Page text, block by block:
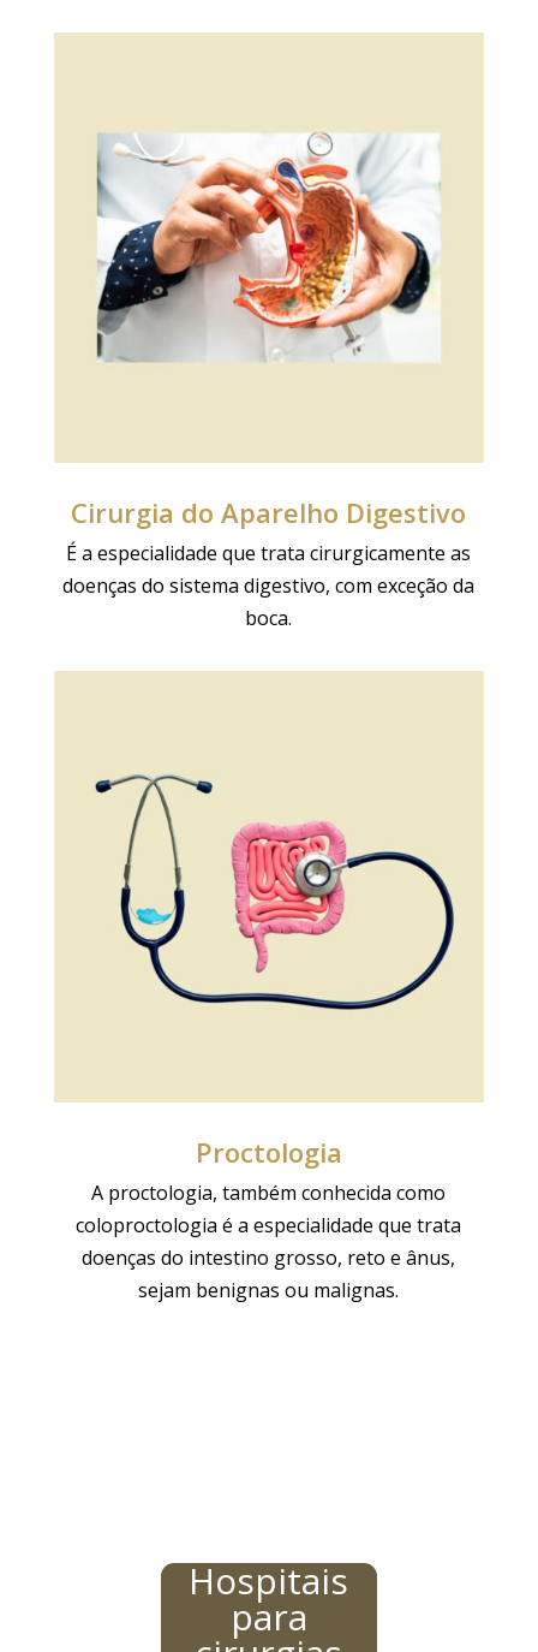
Cirurgia do Aparelho Digestivo
É a especialidade que trata cirurgicamente as
doenças do sistema digestivo, com exceção da
boca.
Proctologia
A proctologia, também conhecida como
coloproctologia é a especialidade que trata
doenças do intestino grosso, reto e ânus,
sejam benignas ou malignas.
Hospitais
para